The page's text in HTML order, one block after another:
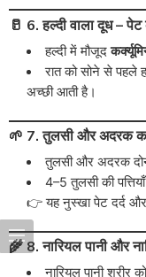
🥛 6. हल्दी वाला दूध –
हल्दी में मौजूद
रात को सोने से पहले
अच्छी आती है।
🌱 7. तुलसी और अदरक
तुलसी और अदरक
4–5 तुलसी की
👉 यह नुस्खा पेट दर्द और
🌾 8. नारियल पानी और
नारियल पानी शरीर